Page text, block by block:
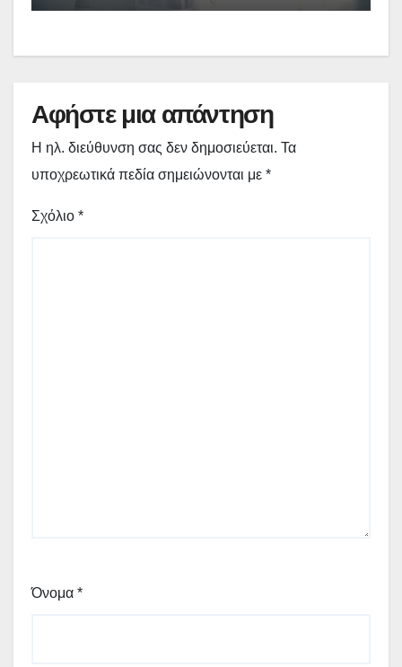
Αφήστε μια απάντηση
Η ηλ. διεύθυνση σας δεν δημοσιεύεται. Τα
υποχρεωτικά πεδία σημειώνονται με *
Σχόλιο *
Όνομα *